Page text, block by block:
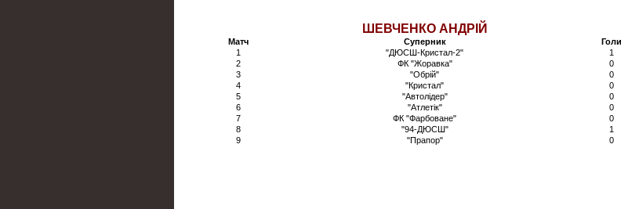
ШЕВЧЕНКО АНДРІЙ
Матч Суперник
Голи
1
"ДЮСШ-Кристал-2"
1
2
ФК "Жоравка"
0
3
"Обрій"
0
4
"Кристал"
0
5
"Автолідер"
0
6
"Атлетік"
0
7
ФК "Фарбоване"
0
8
"94-ДЮСШ"
1
9
"Прапор" 0